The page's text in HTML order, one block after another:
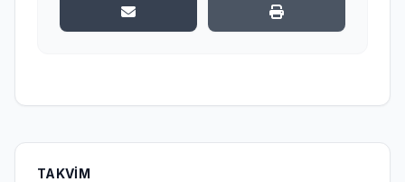
TAKVIM